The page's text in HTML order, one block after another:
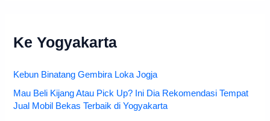
Ke Yogyakarta
Kebun Binatang Gembira Loka Jogja
Mau Beli Kijang Atau Pick Up? Ini Dia Rekomendasi Tempat
Jual Mobil Bekas Terbaik di Yogyakarta